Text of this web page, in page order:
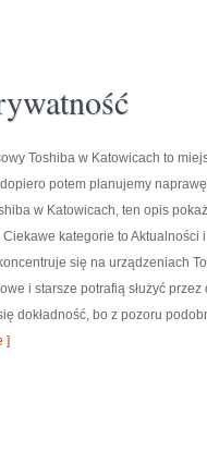
Toshiba w Katowicach to
potem planujemy
w Katowicach, ten opis
kategorie to Aktualności
się na urządzeniach
i starsze potrafią służyć
dokładność, bo z pozoru
]